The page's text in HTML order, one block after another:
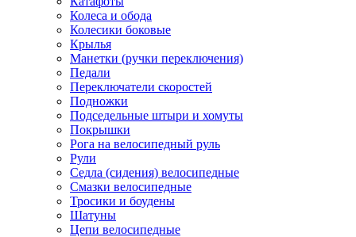
Колеса и обода
Колесики боковые
Крылья
Манетки (ручки переключения)
Педали
Переключатели скоростей
Подножки
Подседельные штыри и хомуты
Покрышки
Рога на велосипедный руль
Рули
Седла (сидения) велосипедные
Смазки велосипедные
Тросики и боудены
Шатуны
Цепи велосипедные